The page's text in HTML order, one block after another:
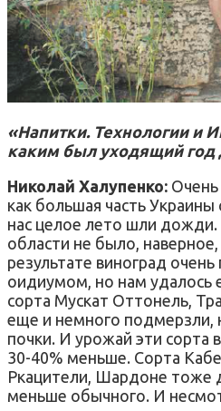
«Напитки. Технологии и
каким был уходящий год
Николай Халупенко:
как большая часть Украины
нас целое лето шли дожди.
области не было,
результате виноград
оидиумом, но нам удалось
сорта Мускат Оттонель,
еще и немного подмерзли,
почки. И урожай эти сорта
30-40% меньше. Сорта
Ркацители, Шардоне тоже
меньше обычного. И